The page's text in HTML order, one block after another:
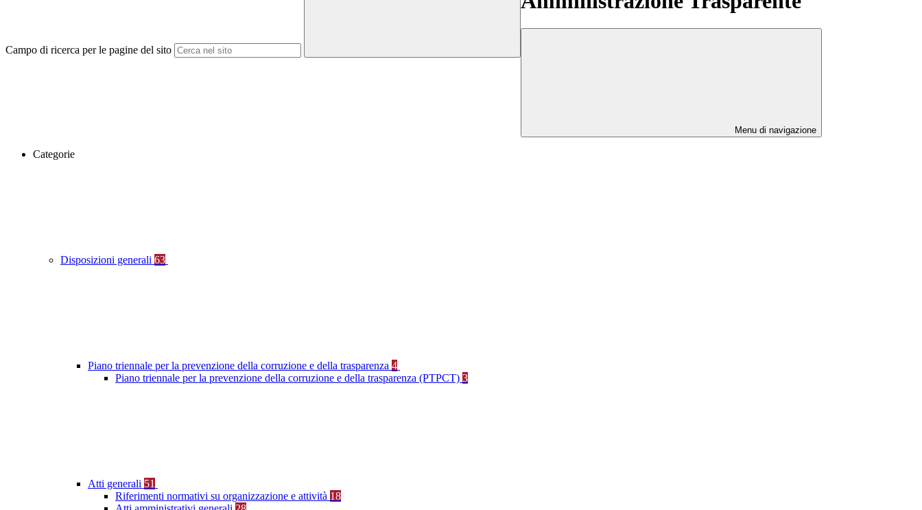
Campo di ricerca per le pagine del sito
Menu di navigazione
Categorie
Disposizioni generali 63
Piano triennale per la prevenzione della corruzione e della trasparenza 4
Piano triennale per la prevenzione della corruzione e della trasparenza (PTPCT) 3
Atti generali 51
Riferimenti normativi su organizzazione e attività 18